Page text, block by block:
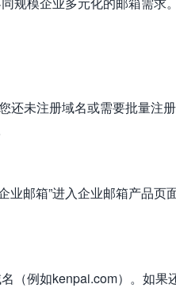
还未注册域名或需要批量注
业邮箱”进入企业邮箱产品页
（例如kenpai.com）。如果